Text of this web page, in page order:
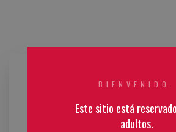
BIENVENIDO.
Este sitio está
adultos.